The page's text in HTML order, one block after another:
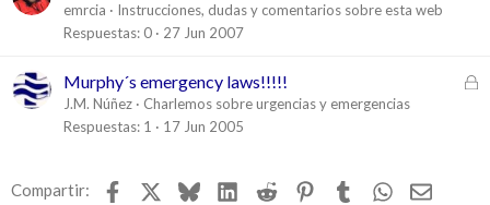
a a
emrcia
Instrucciones, dudas y comentarios sobre esta web
Respuestas 0 27 Jun 2007
C
Murphy´s emergency laws!!!!!
J.M. Núñez
Charlemos sobre urgencias y emergencias
Respuestas 1 17 Jun 2005
Compartir: Facebook BlueskyLinkedIn
Reddit Pinterest
TumblrWhatsApp
Email